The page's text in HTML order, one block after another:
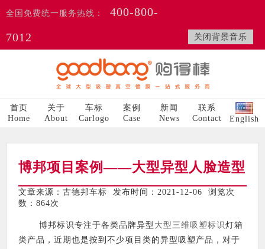
关闭背景音乐
全国免费统一服务热线：
400-800-
7012
首页
Home
关于
About
车标
Carlogo
案例
Case
新闻
News
联系
Contact
English
博邦项目案例——大型异型人脸造型
文章来源：古德邦车标 发布时间：2021-12-06 浏览次
数： 864次
博邦标识专注于各类品牌异型大型三维吸塑标识灯箱
类产品，近期也是按到不少项目类的异型吸塑产品，对于